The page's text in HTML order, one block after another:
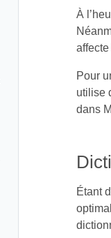
À
Pour
utilise
dans
Étant